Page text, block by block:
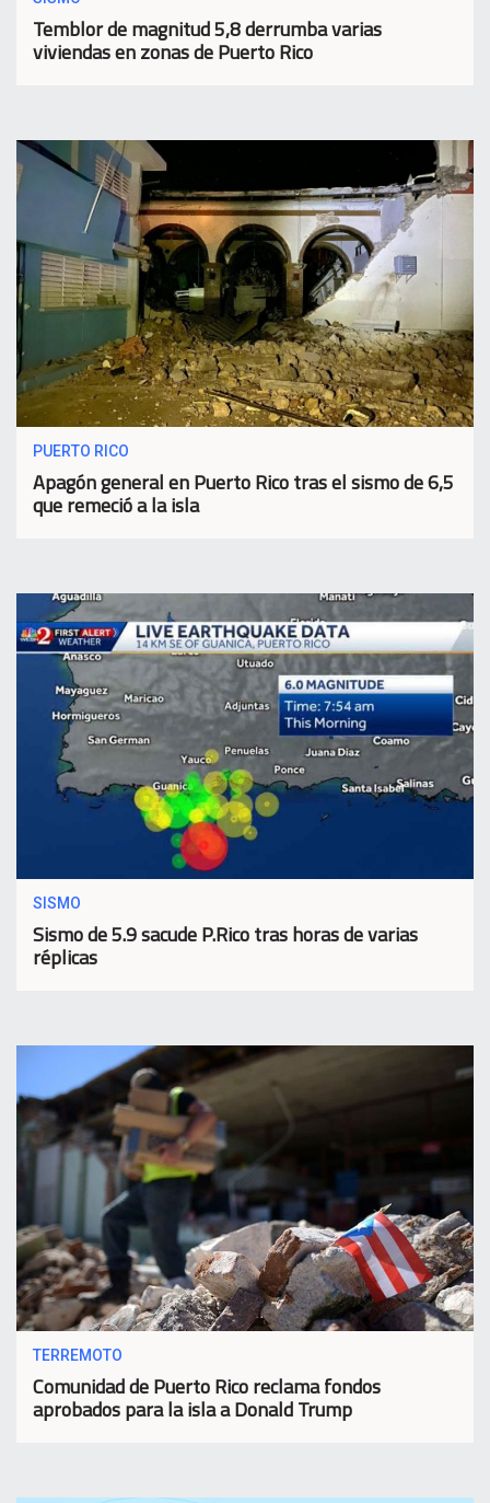
Temblor de magnitud 5,8 derrumba varias
viviendas en zonas de Puerto Rico
PUERTO RICO
Apagón general en Puerto Rico tras el sismo de 6,5
que remeció a la isla
SISMO
Sismo de 5.9 sacude P.Rico tras horas de varias
réplicas
TERREMOTO
Comunidad de Puerto Rico reclama fondos
aprobados para la isla a Donald Trump